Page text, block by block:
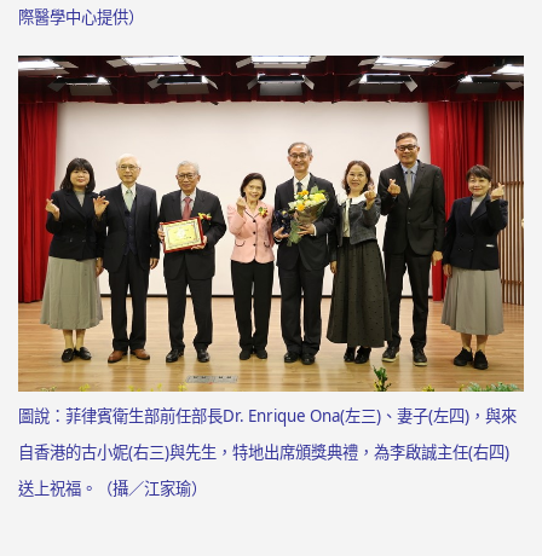
際醫學中心提供）
圖說：菲律賓衛生部前任部長Dr. Enrique Ona(左三)、妻子(左四)，與來
自香港的古小妮(右三)與先生，特地出席頒獎典禮，為李啟誠主任(右四)
送上祝福。（攝／江家瑜）